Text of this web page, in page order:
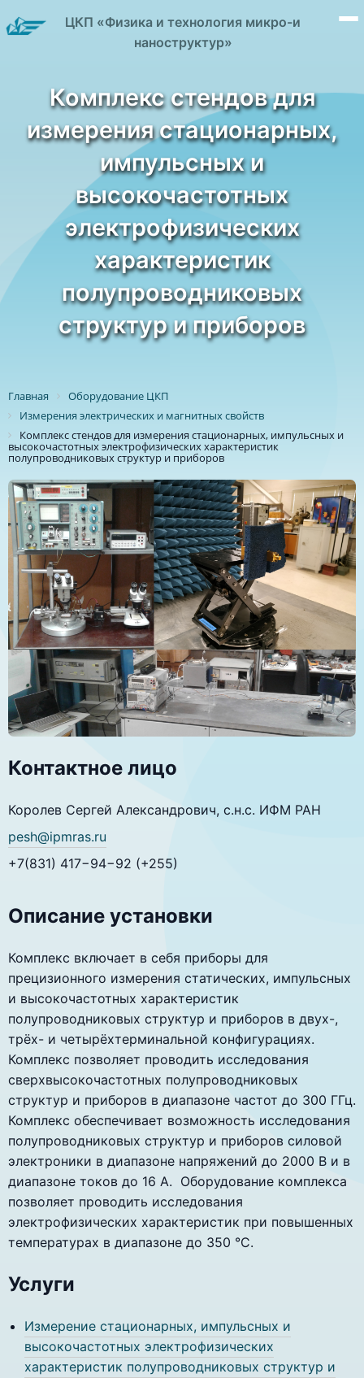
ЦКП «Физика и технология микро-и
наноструктур»
Комплекс стендов для
измерения стационарных,
импульсных и
высокочастотных
электрофизических
характеристик
полупроводниковых
структур и приборов
Главная
Оборудование ЦКП
Измерения электрических и магнитных свойств
Комплекс стендов для измерения стационарных, импульсных и
высокочастотных электрофизических характеристик
полупроводниковых структур и приборов
Контактное лицо
Королев Сергей Александрович, с.н.с. ИФМ РАН
pesh@ipmras.ru
+7(831) 417−94−92 (+255)
Описание установки
Комплекс включает в себя приборы для
прецизионного измерения статических, импульсных
и высокочастотных характеристик
полупроводниковых структур и приборов в двух-,
трёх- и четырёхтерминальной конфигурациях.
Комплекс позволяет проводить исследования
сверхвысокочастотных полупроводниковых
структур и приборов в диапазоне частот до 300 ГГц.
Комплекс обеспечивает возможность исследования
полупроводниковых структур и приборов силовой
электроники в диапазоне напряжений до 2000 В и в
диапазоне токов до 16 A. Оборудование комплекса
позволяет проводить исследования
электрофизических характеристик при повышенных
температурах в диапазоне до 350 °C.
Услуги
Измерение стационарных, импульсных и
высокочастотных электрофизических
характеристик полупроводниковых структур и